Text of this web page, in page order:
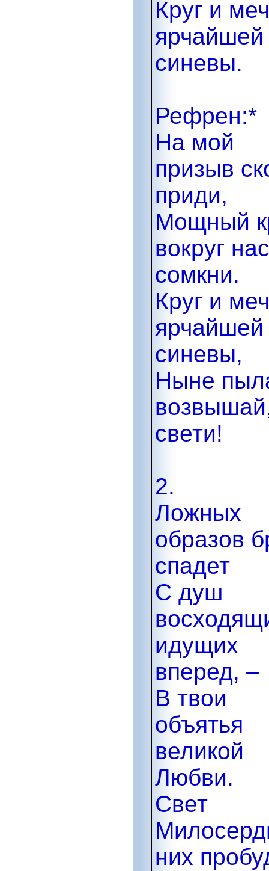
Круг и меч
ярчайшей
синевы.
Рефрен:*
На мой
призыв
приди,
Мощный
вокруг нас
сомкни.
Круг и меч
ярчайшей
синевы,
Ныне
свети!
2.
Ложных
образов
спадет
С душ
идущих
вперед, –
В твои
объятья
великой
Любви.
Свет
них